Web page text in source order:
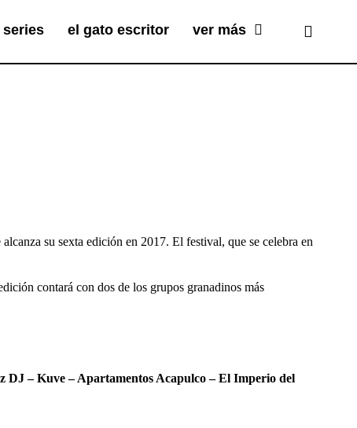
series el gato escritor ver más
su sexta edición en 2017. El festival, que se celebra en
contará con dos de los grupos granadinos más
– Kuve – Apartamentos Acapulco – El Imperio del